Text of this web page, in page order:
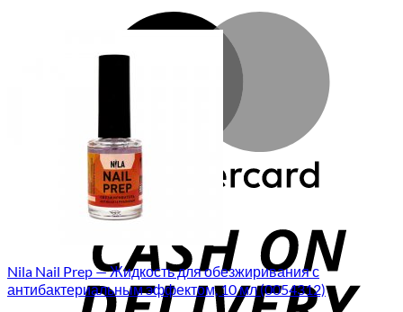
Nila Nail Prep — Жидкость для обезжиривания с
антибактериальным эффектом, 10 мл (0054312)